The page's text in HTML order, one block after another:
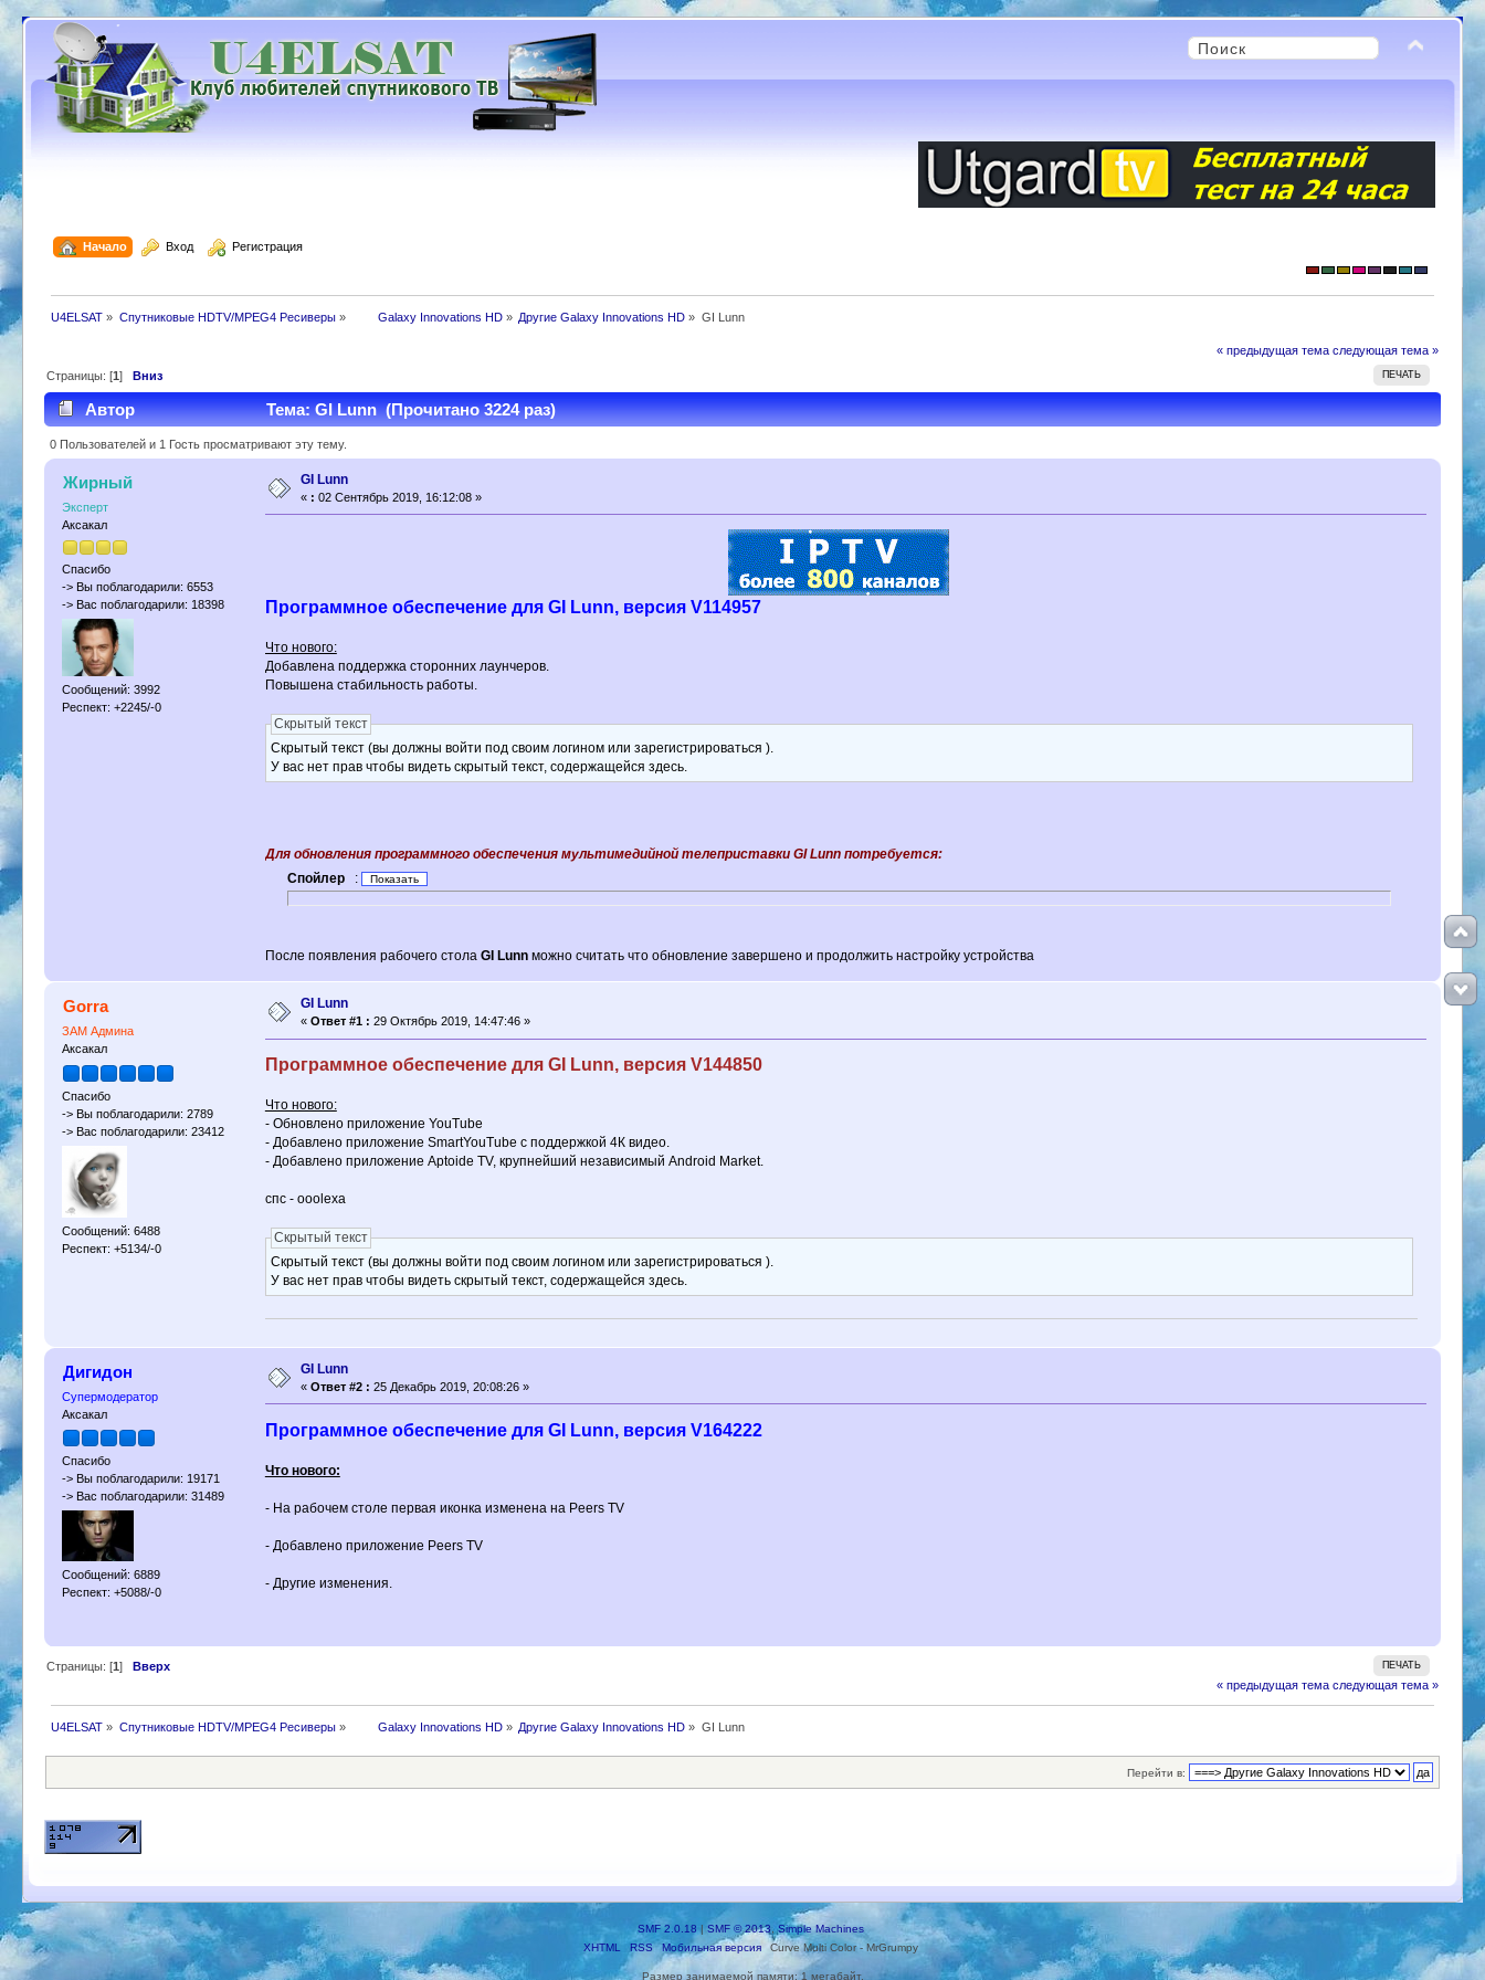
Начало Вход Регистрация
U4ELSAT » Спутниковые HDTV/MPEG4 Ресиверы» Galaxy Innovations HD » Другие Galaxy Innovations HD » GI Lunn
« предыдущая тема следующая тема »
ПЕЧАТЬ
Страницы: [1]Вниз
Автор Тема: GI Lunn (Прочитано 3224 раз)
0 Пользователей и 1 Гость просматривают эту тему.
Жирный
Эксперт
Аксакал
Спасибо
-> Вы поблагодарили: 6553
-> Вас поблагодарили: 18398
Сообщений: 3992
Респект: +2245/-0
GI Lunn
« : 02 Сентябрь 2019, 16:12:08 »
Программное обеспечение для GI Lunn, версия V114957
Что нового:
Добавлена поддержка сторонних лаунчеров.
Повышена стабильность работы.
Скрытый текст
Скрытый текст (вы должны войти под своим логином или зарегистрироваться ).
У вас нет прав чтобы видеть скрытый текст, содержащейся здесь.
Для обновления программного обеспечения мультимедийной телеприставки GI Lunnпотребуется:
Спойлер
:
После появления рабочего стола GI Lunnможно считать что обновление завершено и продолжить настройку устройства
Gorra
ЗАМ Админа
Аксакал
Спасибо
-> Вы поблагодарили: 2789
-> Вас поблагодарили: 23412
Сообщений: 6488
Респект: +5134/-0
GI Lunn
«Ответ #1 : 29 Октябрь 2019, 14:47:46 »
Программное обеспечение для GI Lunn, версия V144850
Что нового:
- Обновлено приложение YouTube
- Добавлено приложение SmartYouTube с поддержкой 4К видео.
- Добавлено приложение Aptoide TV, крупнейший независимый Android Market.
спс - ooolexa
Скрытый текст
Скрытый текст (вы должны войти под своим логином или зарегистрироваться ).
У вас нет прав чтобы видеть скрытый текст, содержащейся здесь.
Дигидон
Супермодератор
Аксакал
Спасибо
-> Вы поблагодарили: 19171
-> Вас поблагодарили: 31489
Сообщений: 6889
Респект: +5088/-0
GI Lunn
«Ответ #2 : 25 Декабрь 2019, 20:08:26 »
Программное обеспечение для GI Lunn, версия V164222
Что нового:
- На рабочем столе первая иконка изменена на Peers TV
- Добавлено приложение Peers TV
- Другие изменения.
ПЕЧАТЬ
Страницы: [1]Вверх
« предыдущая тема следующая тема »
U4ELSAT » Спутниковые HDTV/MPEG4 Ресиверы» Galaxy Innovations HD » Другие Galaxy Innovations HD » GI Lunn
Перейти в:
SMF 2.0.18 |SMF © 2013,Simple Machines
XHTML
RSS Мобильная версия Curve Multi Color - MrGrumpy
Размер занимаемой памяти: 1 мегабайт.